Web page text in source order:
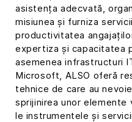
asistența adecvată,
misiunea și furniza
productivitatea
expertiza și capacitatea
asemenea infrastructuri
Microsoft, ALSO oferă
tehnice de care au
sprijinirea unor
le instrumentele și